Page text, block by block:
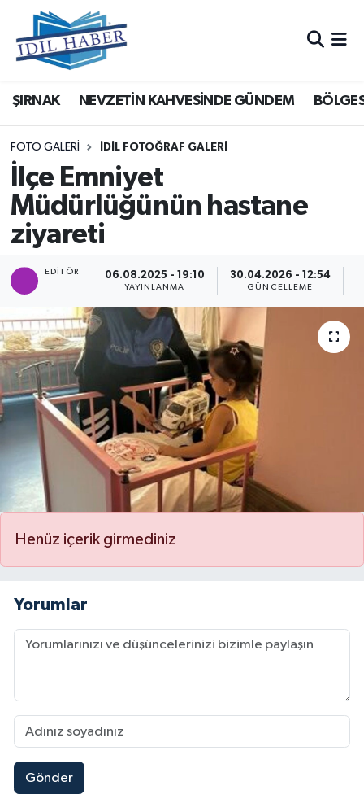
ŞIRNAK NEVZETİN KAHVESİNDE GÜNDEM
FOTO GALERI İDİL FOTOĞRAF GALERİ
İlçe Emniyet
Müdürlüğünün hastane
ziyareti
EDITÖR 06.08.2025 - 19:10
YAYINLANMA
30.04.2026 - 12:54
GÜNCELLEME
Henüz içerik girmediniz
Yorumlar
Gönder
Nöbetçi Eczaneler
Hava Durumu
Trafik Durumu
Süper Lig Puan Durumu ve Fikstür
Tüm Manşetler
Son Dakika Haberleri
Haber Arşivi